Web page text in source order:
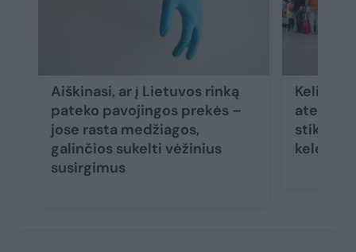
Aiškinasi, ar į Lietuvos rinką
pateko pavojingos prekės –
jose rasta medžiagos,
galinčios sukelti vėžinius
susirgimus
Kelionių
ateitis –
stiklu: